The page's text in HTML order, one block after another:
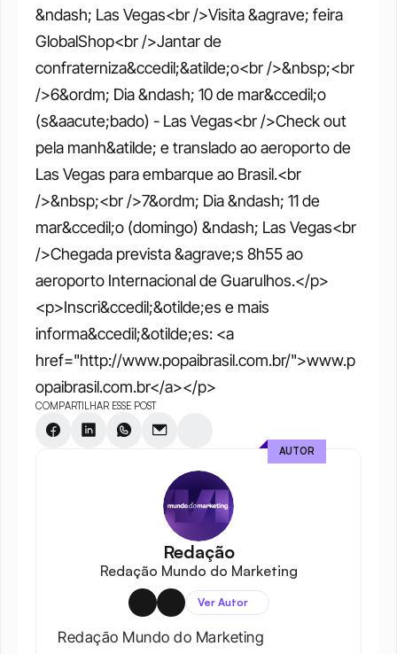
&ndash; Las Vegas<br />Visita &agrave; feira
GlobalShop<br />Jantar de
confraterniza&ccedil;&atilde;o<br />&nbsp;<br
/>6&ordm; Dia &ndash; 10 de mar&ccedil;o
(s&aacute;bado) - Las Vegas<br />Check out
pela manh&atilde; e translado ao aeroporto de
Las Vegas para embarque ao Brasil.<br
/>&nbsp;<br />7&ordm; Dia &ndash; 11 de
mar&ccedil;o (domingo) &ndash; Las Vegas<br
/>Chegada prevista &agrave;s 8h55 ao
aeroporto Internacional de Guarulhos.</p>
<p>Inscri&ccedil;&otilde;es e mais
informa&ccedil;&otilde;es: <a
href="http://www.popaibrasil.com.br/">www.p
opaibrasil.com.br</a></p>
COMPARTILHAR ESSE POST
Redação
Redação Mundo do Marketing
Ver Autor
Redação Mundo do Marketing
AUTOR